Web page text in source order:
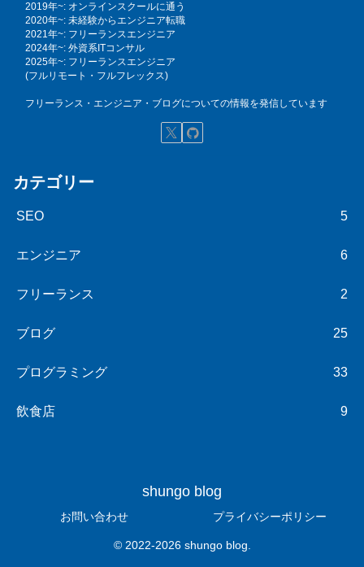
2019年~: オンラインスクールに通う
2020年~: 未経験からエンジニア転職
2021年~: フリーランスエンジニア
2024年~: 外資系ITコンサル
2025年~: フリーランスエンジニア
(フルリモート・フルフレックス)
フリーランス・エンジニア・ブログについての情報を発信しています
カテゴリー
SEO 5
エンジニア 6
フリーランス 2
ブログ 25
プログラミング 33
飲食店 9
shungo blog
お問い合わせ プライバシーポリシー
© 2022-2026 shungo blog.